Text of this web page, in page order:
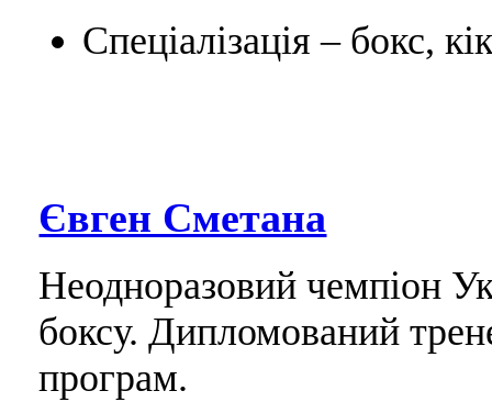
Спеціалізація – бокс,
Євген Сметана
Неодноразовий чемпіон
боксу. Дипломований
програм.